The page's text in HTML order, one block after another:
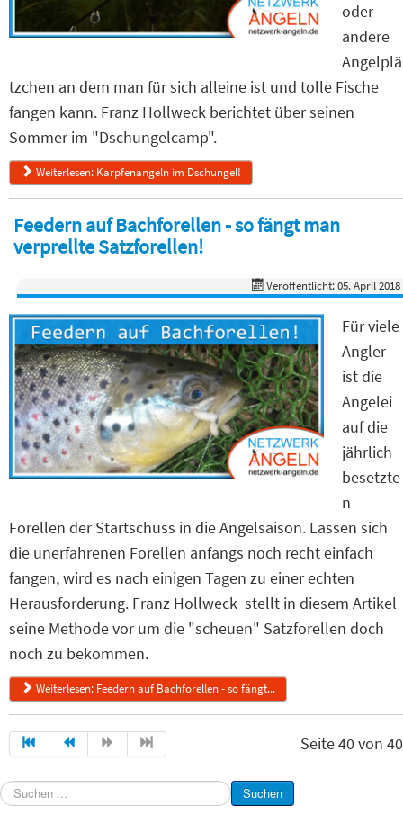
oder
andere
Angelplä
tzchen an dem man für sich alleine ist und tolle Fische
fangen kann. Franz Hollweck berichtet über seinen
Sommer im "Dschungelcamp".
Weiterlesen: Karpfenangeln im Dschungel!
Feedern auf Bachforellen - so fängt man
verprellte Satzforellen!
Veröffentlicht: 05. April 2018
Für viele
Angler
ist die
Angelei
auf die
jährlich
besetzte
n
Forellen der Startschuss in die Angelsaison. Lassen sich
die unerfahrenen Forellen anfangs noch recht einfach
fangen, wird es nach einigen Tagen zu einer echten
Herausforderung. Franz Hollweck stellt in diesem Artikel
seine Methode vor um die "scheuen" Satzforellen doch
noch zu bekommen.
Weiterlesen: Feedern auf Bachforellen - so fängt...
Seite 40 von 40
Suchen
...
Suchen